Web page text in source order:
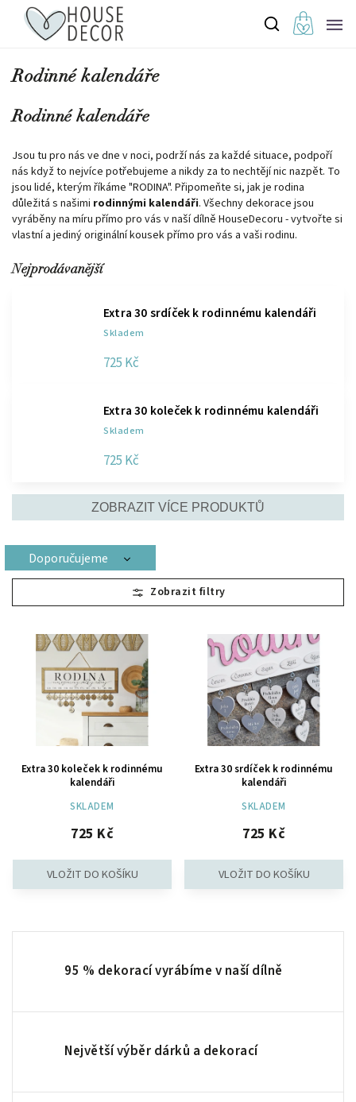
Rodinné kalendáře
Rodinné kalendáře
Jsou tu pro nás ve dne v noci, podrží nás za každé situace, podpoří
nás když to nejvíce potřebujeme a nikdy za to nechtějí nic nazpět. To
jsou lidé, kterým říkáme "RODINA". Připomeňte si, jak je rodina
důležitá s našimi rodinnými kalendáři. Všechny dekorace jsou
vyráběny na míru přímo pro vás v naší dílně HouseDecoru - vytvořte si
vlastní a jediný originální kousek přímo pro vás a vaši rodinu.
Nejprodávanější
Extra 30 srdíček k rodinnému kalendáři
Skladem
725 Kč
Extra 30 koleček k rodinnému kalendáři
Skladem
725 Kč
ZOBRAZIT VÍCE PRODUKTŮ
Doporučujeme
Nejlevnější
Nejdražší
Nejprodávanější
Abecedně
Extra 30 koleček k rodinnému
kalendáři
SKLADEM
725 Kč
Extra 30 srdíček k rodinnému
kalendáři
SKLADEM
725 Kč
95 % dekorací vyrábíme v naší dílně
Největší výběr dárků a dekorací